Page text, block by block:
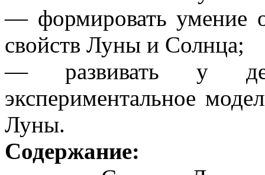
— формировать умение
свойств Луны и Солнца;
— развивать у
экспериментальное
Луны.
Содержание: